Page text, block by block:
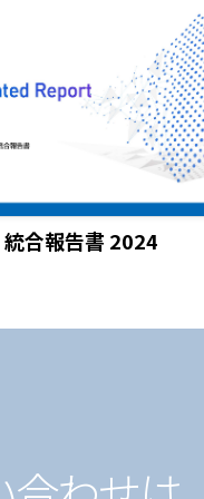
統合報告書 2024